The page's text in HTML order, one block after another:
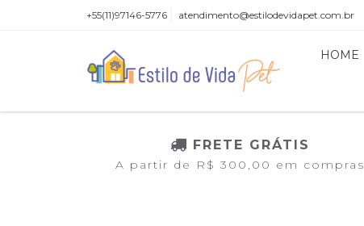
+55(11)97146-5776 atendimento@estilodevidapet.com.br
HOME
FRETE GRÁTIS
A partir de R$ 300,00 em compras